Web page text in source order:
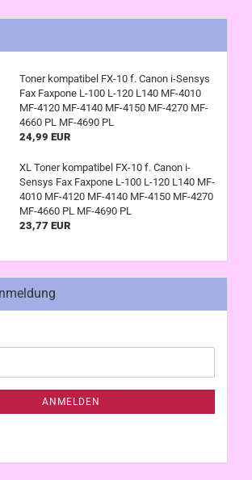
Toner kompatibel FX-10 f. Canon i-Sensys
Fax Faxpone L-100 L-120 L140 MF-4010
MF-4120 MF-4140 MF-4150 MF-4270 MF-
4660 PL MF-4690 PL
24,99 EUR
XL Toner kompatibel FX-10 f. Canon i-
Sensys Fax Faxpone L-100 L-120 L140 MF-
4010 MF-4120 MF-4140 MF-4150 MF-4270
MF-4660 PL MF-4690 PL
23,77 EUR
ANMELDEN